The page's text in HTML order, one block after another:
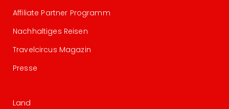
Affiliate Partner Programm
Nachhaltiges Reisen
Travelcircus Magazin
Presse
Land